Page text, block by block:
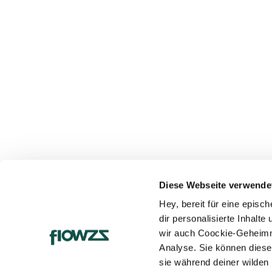
Diese Webseite
Hey, bereit für eine
dir personalisierte Inhalte
wir auch Coockie-
Analyse. Sie können
sie während deiner